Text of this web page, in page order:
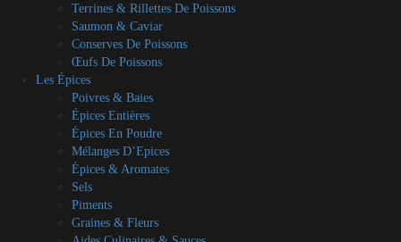
Terrines & Rillettes De Poissons
Saumon & Caviar
Conserves De Poissons
Œufs De Poissons
Les Épices
Poivres & Baies
Épices Entières
Épices En Poudre
Mélanges D’Epices
Épices & Aromates
Sels
Piments
Graines & Fleurs